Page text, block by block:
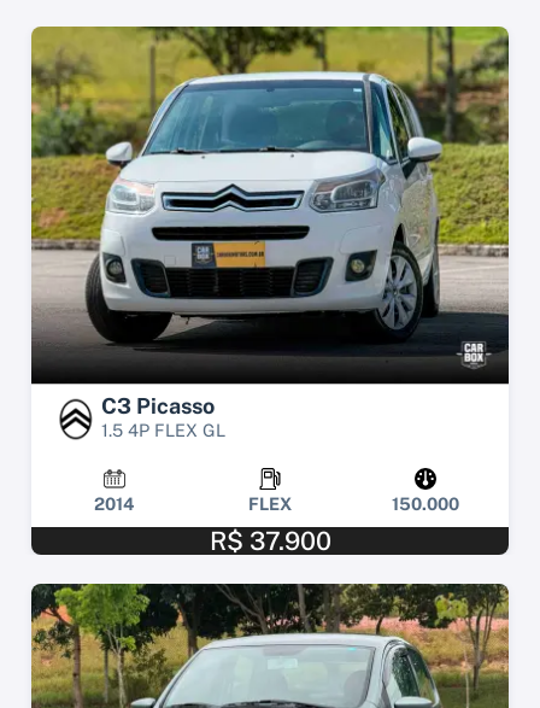
C3 Picasso
1.5 4P FLEX GL
2014 FLEX 150.000
R$ 37.900